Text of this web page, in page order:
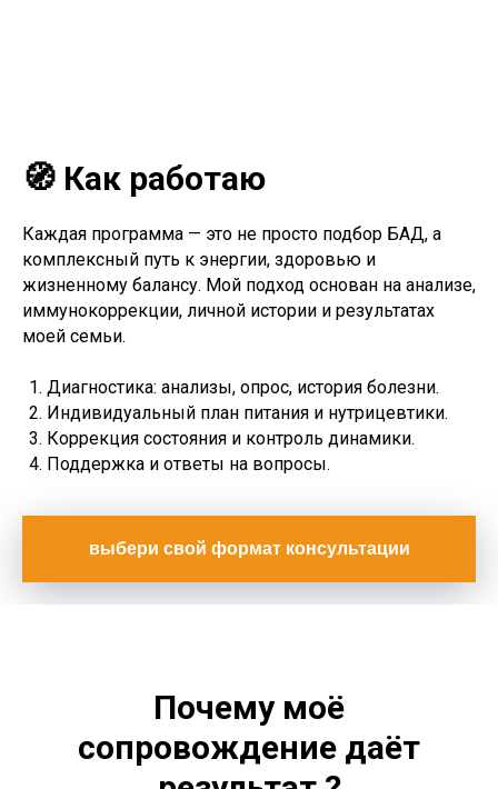
🧭 Как работаю
Каждая программа — это не просто подбор БАД, а
комплексный путь к энергии, здоровью и
жизненному балансу. Мой подход основан на анализе,
иммунокоррекции, личной истории и результатах
моей семьи.
Диагностика: анализы, опрос, история болезни.
Индивидуальный план питания и нутрицевтики.
Коррекция состояния и контроль динамики.
Поддержка и ответы на вопросы.
выбери свой формат консультации
Почему моё
сопровождение даёт